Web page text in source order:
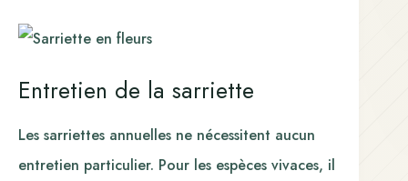
Entretien de la sarriette
Les sarriettes annuelles ne nécessitent aucun
entretien particulier. Pour les espèces vivaces, il